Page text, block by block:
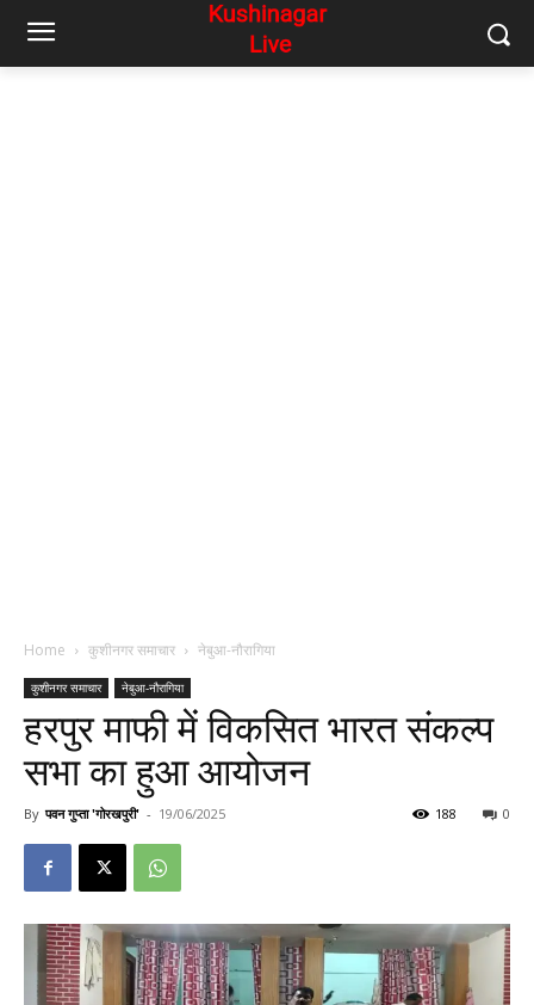
Home कुशीनगर समाचार नेबुआ-नौरागिया
कुशीनगर समाचार नेबुआ-नौरागिया
हरपुर माफी में विकसित भारत संकल्प
सभा का हुआ आयोजन
By पवन गुप्ता 'गोरखपुरी' - 19/06/2025 0
188